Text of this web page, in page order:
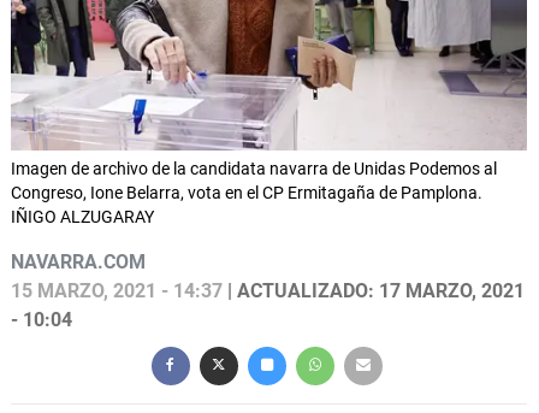
Imagen de archivo de la candidata navarra de Unidas Podemos al
Congreso, Ione Belarra, vota en el CP Ermitagaña de Pamplona.
IÑIGO ALZUGARAY
NAVARRA.COM
15 MARZO, 2021 - 14:37 | ACTUALIZADO: 17 MARZO, 2021
- 10:04